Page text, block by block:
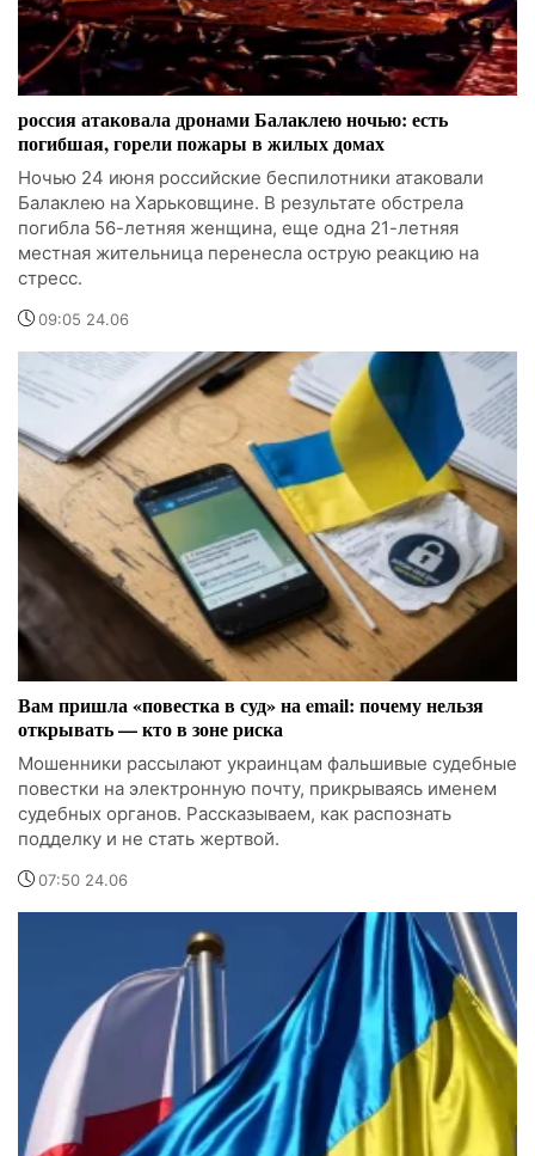
россия атаковала дронами Балаклею ночью: есть
погибшая, горели пожары в жилых домах
Ночью 24 июня российские беспилотники атаковали
Балаклею на Харьковщине. В результате обстрела
погибла 56-летняя женщина, еще одна 21-летняя
местная жительница перенесла острую реакцию на
стресс.
09:05 24.06
Вам пришла «повестка в суд» на email: почему нельзя
открывать — кто в зоне риска
Мошенники рассылают украинцам фальшивые судебные
повестки на электронную почту, прикрываясь именем
судебных органов. Рассказываем, как распознать
подделку и не стать жертвой.
07:50 24.06